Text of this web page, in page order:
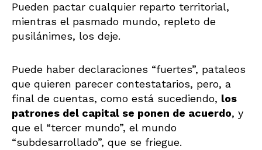
Pueden pactar cualquier reparto territorial,
mientras el pasmado mundo, repleto de
pusilánimes, los deje.
Puede haber declaraciones “fuertes”, pataleos
que quieren parecer contestatarios, pero, a
final de cuentas, como está sucediendo, los
patrones del capital se ponen de acuerdo, y
que el “tercer mundo”, el mundo
“subdesarrollado”, que se friegue.